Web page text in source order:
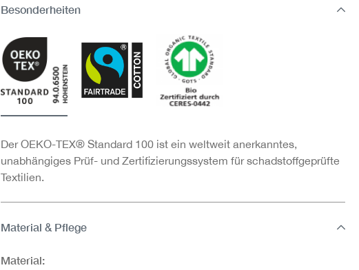
Besonderheiten
Der OEKO-TEX® Standard 100 ist ein weltweit anerkanntes,
unabhängiges Prüf- und Zertifizierungssystem für schadstoffgeprüfte
Textilien.
Material & Pflege
Material: